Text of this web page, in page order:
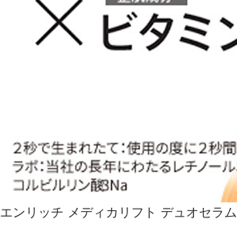
エンリッチ メディカリフト デュオセラム